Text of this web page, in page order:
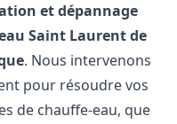
et dépannage
Saint Laurent de
. Nous intervenons
pour résoudre vos
de chauffe-eau, que